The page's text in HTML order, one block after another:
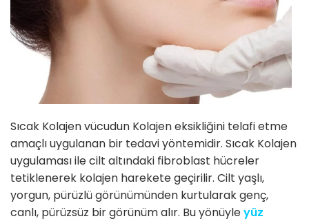
Sıcak Kolajen vücudun Kolajen eksikliğini telafi etme
amaçlı uygulanan bir tedavi yöntemidir. Sıcak Kolajen
uygulaması ile cilt altındaki fibroblast hücreler
tetiklenerek kolajen harekete geçirilir. Cilt yaşlı,
yorgun, pürüzlü görünümünden kurtularak genç,
canlı, pürüzsüz bir görünüm alır. Bu yönüyleyüz